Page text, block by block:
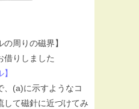
周りの磁界】
借りしました
、(a)に示すようなコ
して磁針に近づけてみ